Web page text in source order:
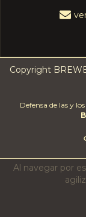
Al navegar por
Copyright
Defensa de las y